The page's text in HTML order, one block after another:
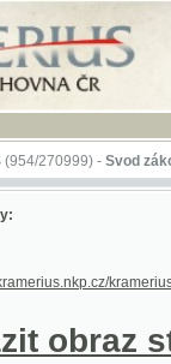
-Svod zákonův
kramerius/